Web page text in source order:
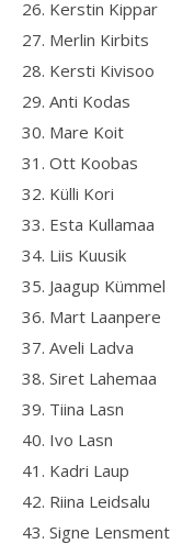
26. Kerstin Kippar
27. Merlin Kirbits
28. Kersti Kivisoo
29. Anti Kodas
30. Mare Koit
31. Ott Koobas
32. Külli Kori
33. Esta Kullamaa
34. Liis Kuusik
35. Jaagup Kümmel
36. Mart Laanpere
37. Aveli Ladva
38. Siret Lahemaa
39. Tiina Lasn
40. Ivo Lasn
41. Kadri Laup
42. Riina Leidsalu
43. Signe Lensment